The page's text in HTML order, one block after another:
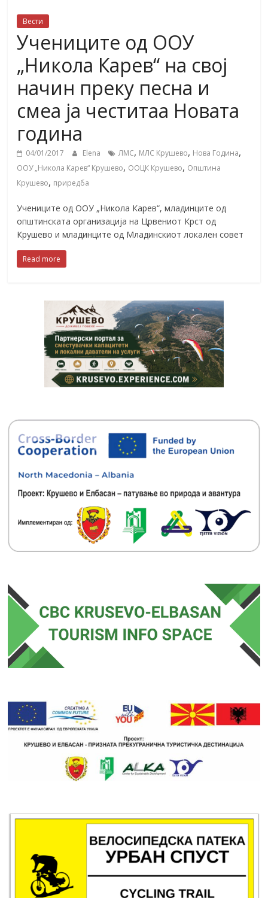
Вести
Учениците од ООУ
„Никола Карев“ на свој
начин преку песна и
смеа ја честитаа Новата
година
04/01/2017 Elena ЛМС, МЛС Крушево, Нова Година,
ООУ „Никола Карев“ Крушево, ООЦК Крушево, Општина
Крушево, приредба
Учениците од ООУ „Никола Карев“, младинците од
општинската организација на Црвениот Крст од
Крушево и младинците од Младинскиот локален совет
Read more